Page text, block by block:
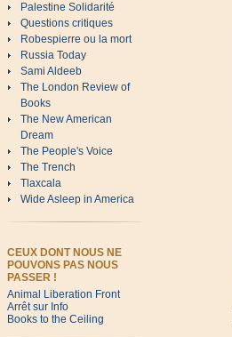
Palestine Solidarité
Questions critiques
Robespierre ou la mort
Russia Today
Sami Aldeeb
The London Review of
Books
The New American
Dream
The People's Voice
The Trench
Tlaxcala
Wide Asleep in America
CEUX DONT NOUS NE
POUVONS PAS NOUS
PASSER !
Animal Liberation Front
Arrêt sur Info
Books to the Ceiling